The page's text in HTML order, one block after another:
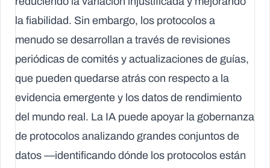
la fiabilidad. Sin embargo, los protocolos a
menudo se desarrollan a través de revisiones
periódicas de comités y actualizaciones de guías,
que pueden quedarse atrás con respecto a la
evidencia emergente y los datos de rendimiento
del mundo real. La IA puede apoyar la gobernanza
de protocolos analizando grandes conjuntos de
datos —identificando dónde los protocolos están